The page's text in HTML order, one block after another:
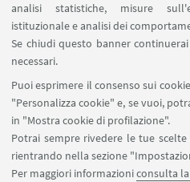
analisi statistiche, misure
istituzionale e analisi dei
Se chiudi questo banner
necessari.
Puoi esprimere il consenso sui
"Personalizza cookie" e, se vuoi,
in "Mostra cookie di profilazione".
Potrai sempre rivedere le tue
rientrando nella sezione
Per maggiori informazioniconsulta
Bisogna sottolineare,
metodo del conoscitore,
dipinto di tale qualità
124), dunque capace di
ipotesi critiche fin lì
sospeso.
Come breve postilla al suo